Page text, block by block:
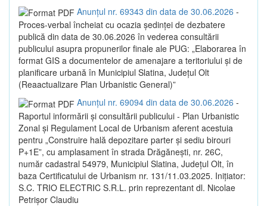
Anunțul nr. 69343 din data de 30.06.2026 -
Proces-verbal încheiat cu ocazia ședinței de dezbatere
publică din data de 30.06.2026 în vederea consultării
publicului asupra propunerilor finale ale PUG: „Elaborarea în
format GIS a documentelor de amenajare a teritoriului și de
planificare urbană în Municipiul Slatina, Județul Olt
(Reaactualizare Plan Urbanistic General)”
Anunțul nr. 69094 din data de 30.06.2026 -
Raportul informării și consultării publicului - Plan Urbanistic
Zonal și Regulament Local de Urbanism aferent acestuia
pentru „Construire hală depozitare parter și sediu birouri
P+1E”, cu amplasament în strada Drăgănești, nr. 26C,
număr cadastral 54979, Municipiul Slatina, Județul Olt, în
baza Certificatului de Urbanism nr. 131/11.03.2025. Inițiator:
S.C. TRIO ELECTRIC S.R.L. prin reprezentant dl. Nicolae
Petrișor Claudiu